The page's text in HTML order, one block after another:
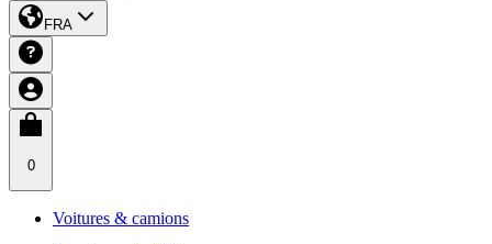
FRA
0
Voitures & camions